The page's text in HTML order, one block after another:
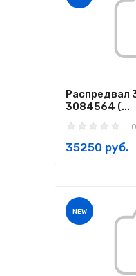
Распредвал
3084564 (...
35250 руб.
NEW